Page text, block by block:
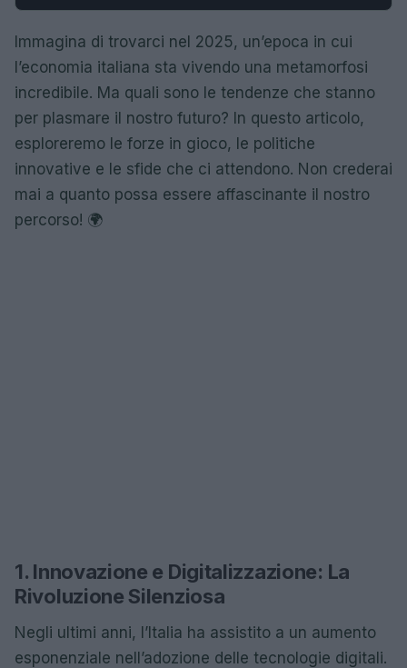
Immagina di trovarci nel 2025, un’epoca in cui
l’economia italiana sta vivendo una metamorfosi
incredibile. Ma quali sono le tendenze che stanno
per plasmare il nostro futuro? In questo articolo,
esploreremo le forze in gioco, le politiche
innovative e le sfide che ci attendono. Non crederai
mai a quanto possa essere affascinante il nostro
percorso! 🌍
1. Innovazione e Digitalizzazione: La
Rivoluzione Silenziosa
Negli ultimi anni, l’Italia ha assistito a un aumento
esponenziale nell’adozione delle tecnologie digitali.